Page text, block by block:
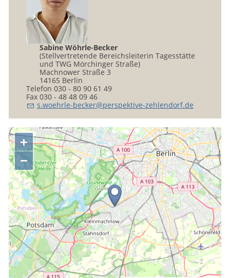
Sabine Wöhrle-Becker
(Stellvertretende Bereichsleiterin Tagesstätte
und TWG Mörchinger Straße)
Machnower Straße 3
14165 Berlin
Telefon 030 - 80 90 61 49
Fax 030 - 48 48 09 46
s w hrl -b ck r p rsp kt v -z hl nd rf d
+
−